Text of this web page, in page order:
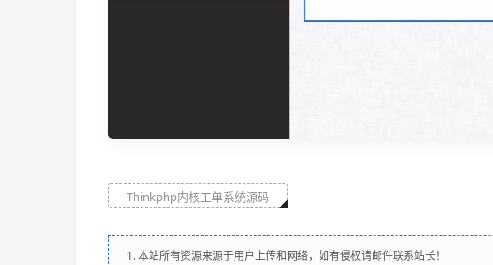
Thinkphp内核工单系统源码
1. 本站所有资源来源于用户上传和网络，如有侵权请邮件联系站长！